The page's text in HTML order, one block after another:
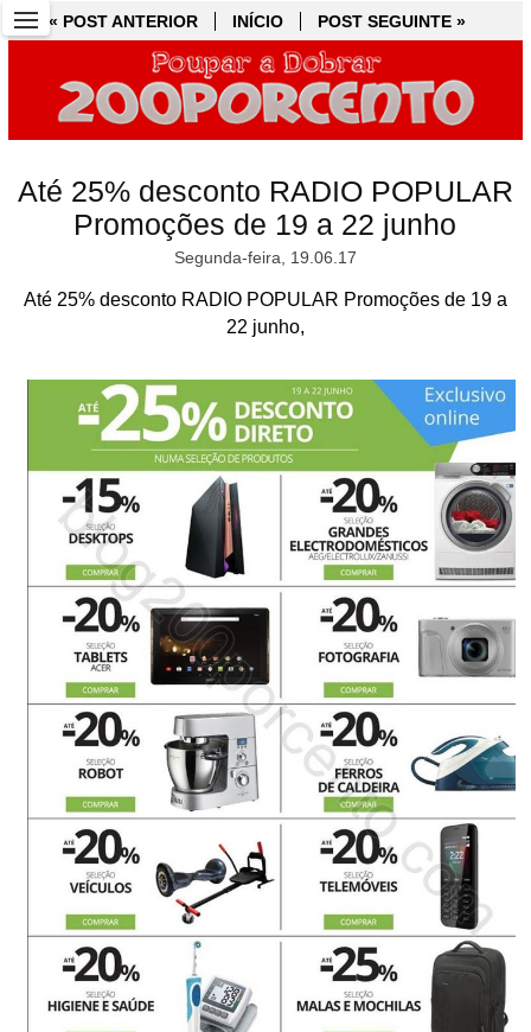
« POST ANTERIOR INÍCIO POST SEGUINTE »
Até 25% desconto RADIO POPULAR
Promoções de 19 a 22 junho
Segunda-feira, 19.06.17
Até 25% desconto RADIO POPULAR Promoções de 19 a
22 junho,
« POST ANTERIOR INÍCIO POST SEGUINTE »